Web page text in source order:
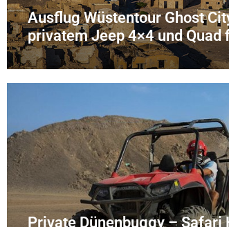
Ausflug Wüstentour Ghost
privatem Jeep 4×4 und Quad
Private Dünenbuggy – Safari